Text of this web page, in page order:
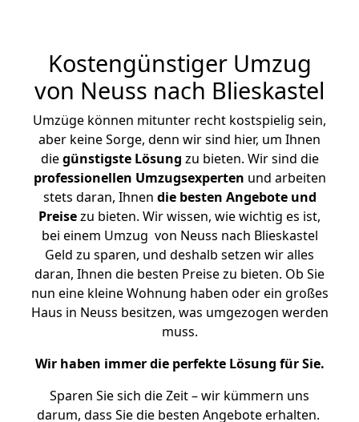
Kostengünstiger Umzug
von Neuss nach Blieskastel
Umzüge können mitunter recht kostspielig sein,
aber keine Sorge, denn wir sind hier, um Ihnen
diegünstigste Lösung zu bieten. Wir sind die
professionellen Umzugsexperten und arbeiten
stets daran, Ihnen die besten Angebote und
Preisezu bieten. Wir wissen, wie wichtig es ist,
bei einem Umzug von Neuss nach Blieskastel
Geld zu sparen, und deshalb setzen wir alles
daran, Ihnen die besten Preise zu bieten. Ob Sie
nun eine kleine Wohnung haben oder ein großes
Haus in Neuss besitzen, was umgezogen werden
muss.
Wir haben immer die perfekte Lösung für Sie.
Sparen Sie sich die Zeit – wir kümmern uns
darum, dass Sie die besten Angebote erhalten.